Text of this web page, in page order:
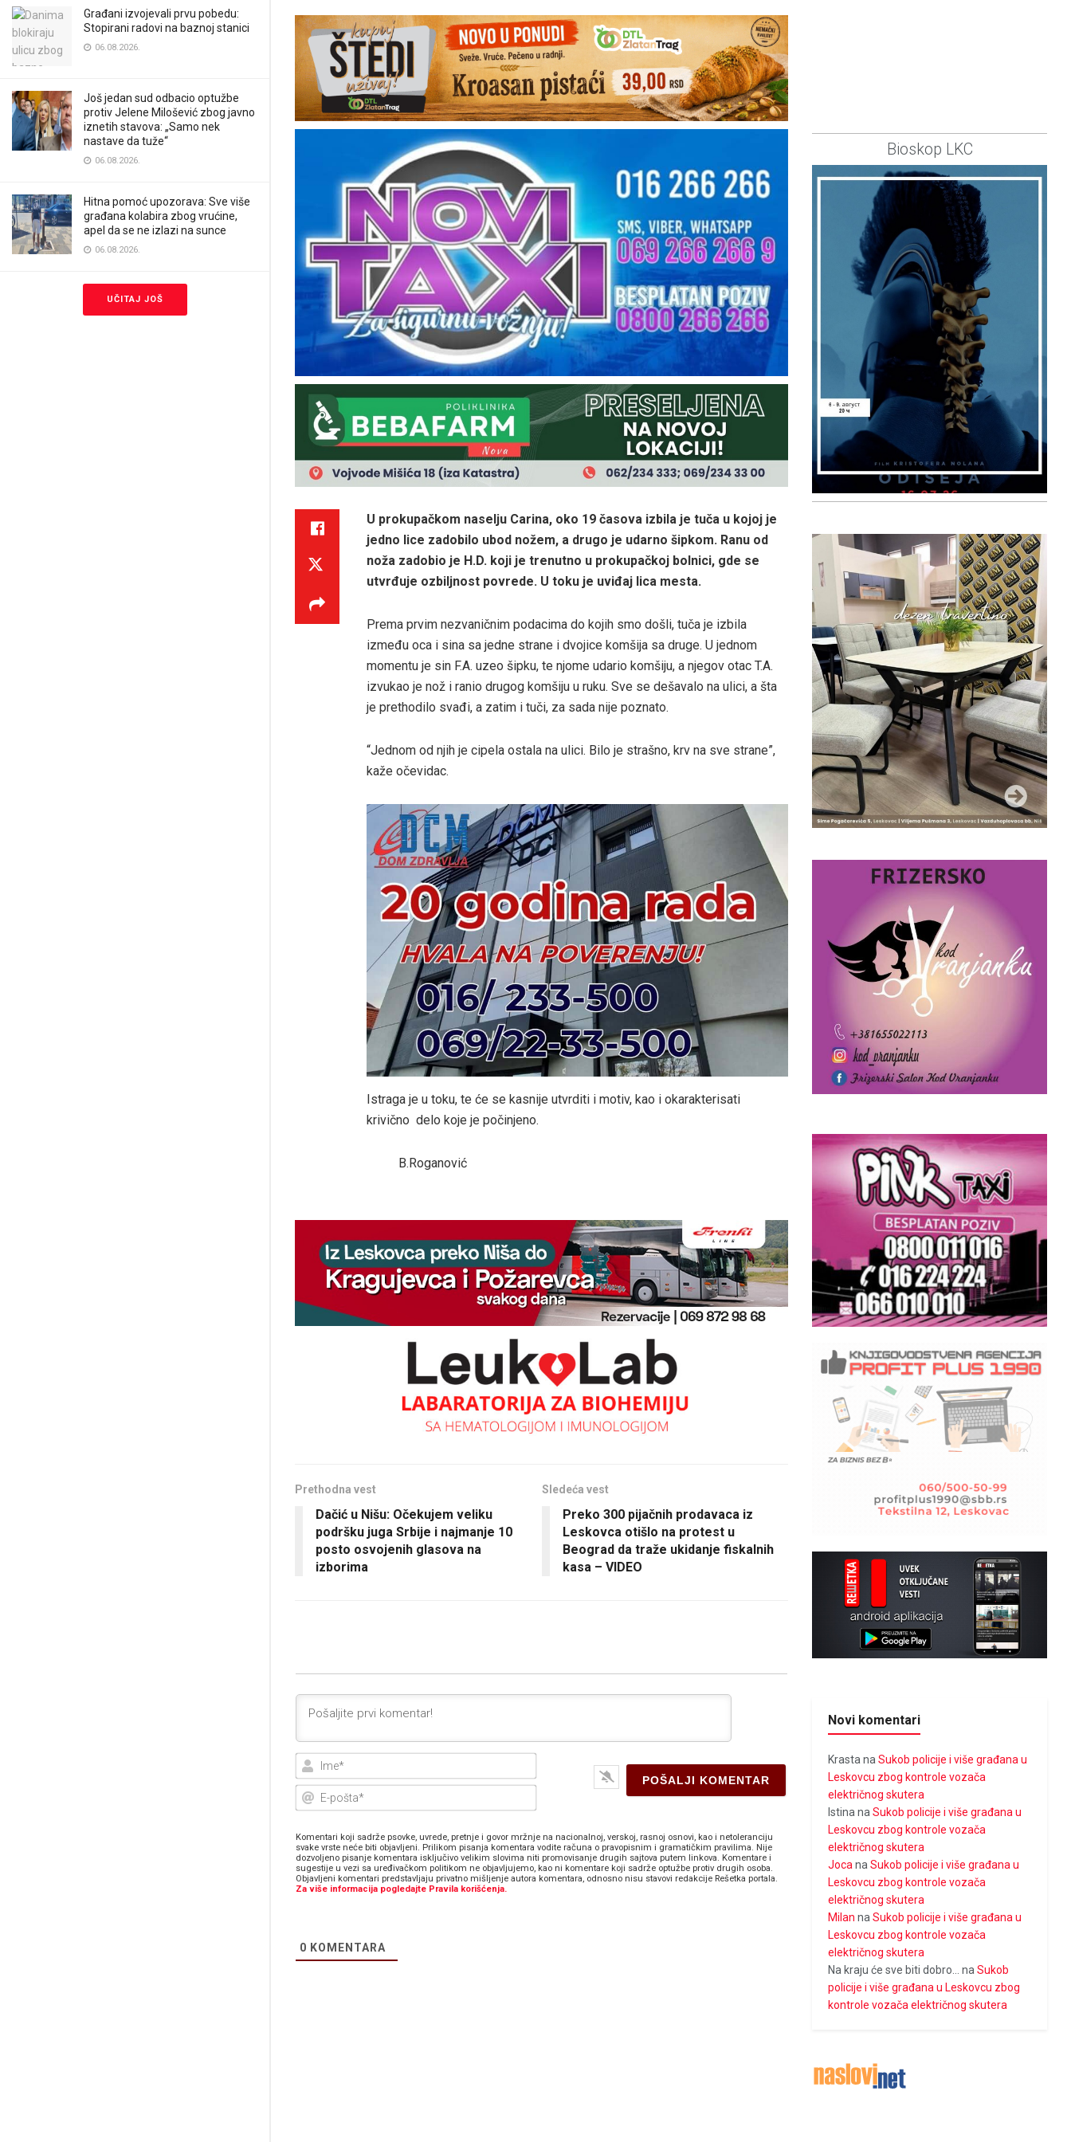
Građani izvojevali prvu pobedu:
Stopirani radovi na baznoj stanici
06.08.2026.
Još jedan sud odbacio optužbe
protiv Jelene Milošević zbog javno
iznetih stavova: „Samo nek
nastave da tuže“
06.08.2026.
Hitna pomoć upozorava: Sve više
građana kolabira zbog vrućine,
apel da se ne izlazi na sunce
06.08.2026.
UČITAJ JOŠ
U prokupačkom naselju Carina, oko 19 časova izbila je tuča u kojoj je
jedno lice zadobilo ubod nožem, a drugo je udarno šipkom. Ranu od
noža zadobio je H.D. koji je trenutno u prokupačkoj bolnici, gde se
utvrđuje ozbiljnost povrede. U toku je uviđaj lica mesta.
Prema prvim nezvaničnim podacima do kojih smo došli, tuča je izbila
između oca i sina sa jedne strane i dvojice komšija sa druge. U jednom
momentu je sin F.A. uzeo šipku, te njome udario komšiju, a njegov otac T.A.
izvukao je nož i ranio drugog komšiju u ruku. Sve se dešavalo na ulici, a šta
je prethodilo svađi, a zatim i tuči, za sada nije poznato.
“Jednom od njih je cipela ostala na ulici. Bilo je strašno, krv na sve strane”,
kaže očevidac.
Istraga je u toku, te će se kasnije utvrditi i motiv, kao i okarakterisati
krivično delo koje je počinjeno.
B.Roganović
Prethodna vest
Dačić u Nišu: Očekujem veliku
podršku juga Srbije i najmanje 10
posto osvojenih glasova na
izborima
Sledeća vest
Preko 300 pijačnih prodavaca iz
Leskovca otišlo na protest u
Beograd da traže ukidanje fiskalnih
kasa – VIDEO
Ime*
E-
Komentari koji sadrže psovke, uvrede, pretnje i govor mržnje na nacionalnoj, verskoj, rasnoj osnovi, kao i netoleranciju
svake vrste neće biti objavljeni. Prilikom pisanja komentara vodite računa o pravopisnim i gramatičkim pravilima. Nije
dozvoljeno pisanje komentara isključivo velikim slovima niti promovisanje drugih sajtova putem linkova. Komentare i
sugestije u vezi sa uređivačkom politikom ne objavljujemo, kao ni komentare koji sadrže optužbe protiv drugih osoba.
Objavljeni komentari predstavljaju privatno mišljenje autora komentara, odnosno nisu stavovi redakcije Rešetka portala.
Za više informacija pogledajte Pravila korišćenja.
0 KOMENTARA
Bioskop LKC
Novi komentari
Krasta naSukob policije i više građana u
Leskovcu zbog kontrole vozača
električnog skutera
Istina naSukob policije i više građana u
Leskovcu zbog kontrole vozača
električnog skutera
Joca naSukob policije i više građana u
Leskovcu zbog kontrole vozača
električnog skutera
Milan naSukob policije i više građana u
Leskovcu zbog kontrole vozača
električnog skutera
Na kraju će sve biti dobro...
naSukob
policije i više građana u Leskovcu zbog
kontrole vozača električnog skutera